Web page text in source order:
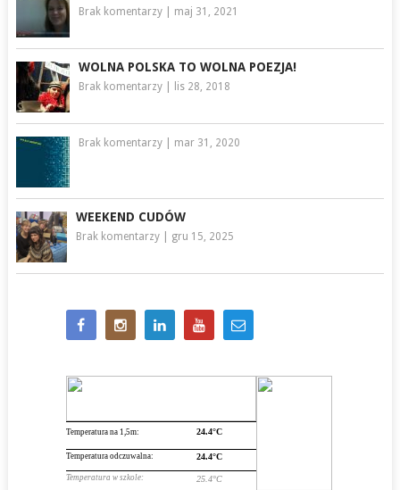
Brak komentarzy| maj 31, 2021
WOLNA POLSKA TO WOLNA POEZJA!
Brak komentarzy| lis 28, 2018
Brak komentarzy| mar 31, 2020
WEEKEND CUDÓW
Brak komentarzy| gru 15, 2025